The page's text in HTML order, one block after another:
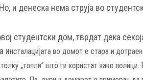
и денеска нема струја во
студентски дом, тврдат дека
инсталацијата во домот е стара и
„топли“ што ги користат како